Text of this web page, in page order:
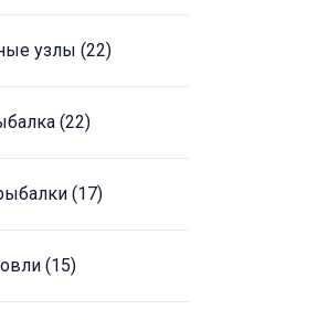
узлы (22)
(22)
(17)
(15)